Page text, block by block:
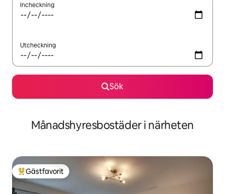
Incheckning
Utcheckning
Sök
Månadshyresbostäder i närheten
Populär gästfavorit
Gästfavorit